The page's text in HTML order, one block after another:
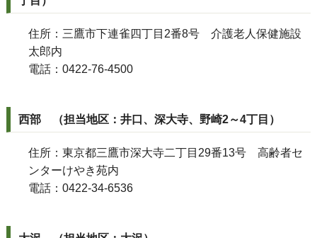
住所：三鷹市下連雀四丁目2番8号 介護老人保健施設
太郎内
電話：0422-76-4500
西部 （担当地区：井口、深大寺、野崎2～4丁目）
住所：東京都三鷹市深大寺二丁目29番13号 高齢者セ
ンターけやき苑内
電話：0422-34-6536